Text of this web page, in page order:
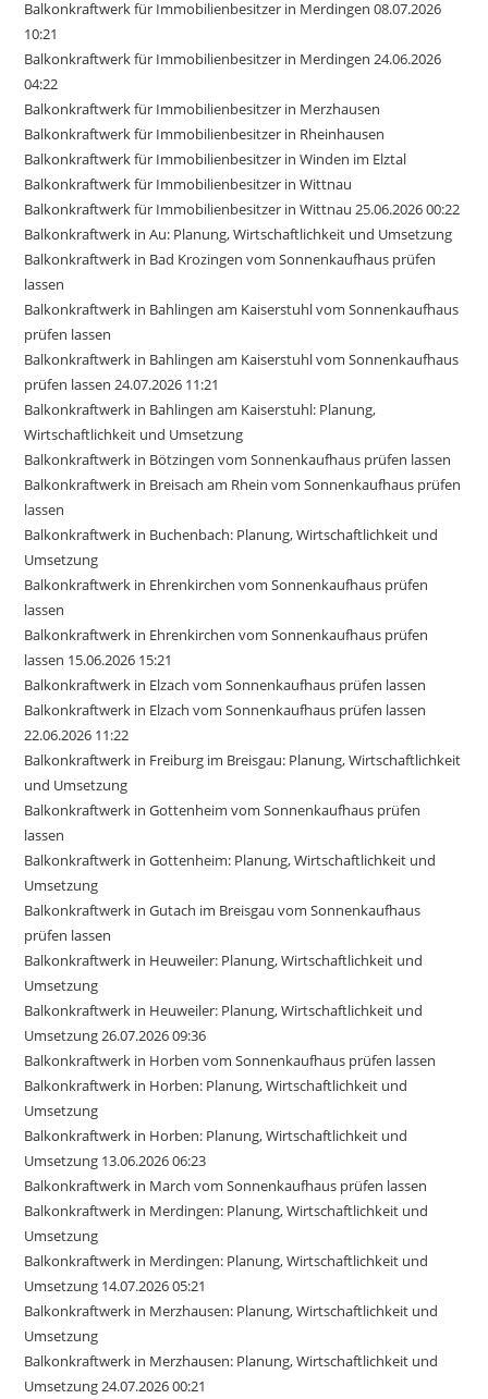
Balkonkraftwerk für Immobilienbesitzer in Merdingen 08.07.2026
10:21
Balkonkraftwerk für Immobilienbesitzer in Merdingen 24.06.2026
04:22
Balkonkraftwerk für Immobilienbesitzer in Merzhausen
Balkonkraftwerk für Immobilienbesitzer in Rheinhausen
Balkonkraftwerk für Immobilienbesitzer in Winden im Elztal
Balkonkraftwerk für Immobilienbesitzer in Wittnau
Balkonkraftwerk für Immobilienbesitzer in Wittnau 25.06.2026 00:22
Balkonkraftwerk in Au: Planung, Wirtschaftlichkeit und Umsetzung
Balkonkraftwerk in Bad Krozingen vom Sonnenkaufhaus prüfen
lassen
Balkonkraftwerk in Bahlingen am Kaiserstuhl vom Sonnenkaufhaus
prüfen lassen
Balkonkraftwerk in Bahlingen am Kaiserstuhl vom Sonnenkaufhaus
prüfen lassen 24.07.2026 11:21
Balkonkraftwerk in Bahlingen am Kaiserstuhl: Planung,
Wirtschaftlichkeit und Umsetzung
Balkonkraftwerk in Bötzingen vom Sonnenkaufhaus prüfen lassen
Balkonkraftwerk in Breisach am Rhein vom Sonnenkaufhaus prüfen
lassen
Balkonkraftwerk in Buchenbach: Planung, Wirtschaftlichkeit und
Umsetzung
Balkonkraftwerk in Ehrenkirchen vom Sonnenkaufhaus prüfen
lassen
Balkonkraftwerk in Ehrenkirchen vom Sonnenkaufhaus prüfen
lassen 15.06.2026 15:21
Balkonkraftwerk in Elzach vom Sonnenkaufhaus prüfen lassen
Balkonkraftwerk in Elzach vom Sonnenkaufhaus prüfen lassen
22.06.2026 11:22
Balkonkraftwerk in Freiburg im Breisgau: Planung, Wirtschaftlichkeit
und Umsetzung
Balkonkraftwerk in Gottenheim vom Sonnenkaufhaus prüfen
lassen
Balkonkraftwerk in Gottenheim: Planung, Wirtschaftlichkeit und
Umsetzung
Balkonkraftwerk in Gutach im Breisgau vom Sonnenkaufhaus
prüfen lassen
Balkonkraftwerk in Heuweiler: Planung, Wirtschaftlichkeit und
Umsetzung
Balkonkraftwerk in Heuweiler: Planung, Wirtschaftlichkeit und
Umsetzung 26.07.2026 09:36
Balkonkraftwerk in Horben vom Sonnenkaufhaus prüfen lassen
Balkonkraftwerk in Horben: Planung, Wirtschaftlichkeit und
Umsetzung
Balkonkraftwerk in Horben: Planung, Wirtschaftlichkeit und
Umsetzung 13.06.2026 06:23
Balkonkraftwerk in March vom Sonnenkaufhaus prüfen lassen
Balkonkraftwerk in Merdingen: Planung, Wirtschaftlichkeit und
Umsetzung
Balkonkraftwerk in Merdingen: Planung, Wirtschaftlichkeit und
Umsetzung 14.07.2026 05:21
Balkonkraftwerk in Merzhausen: Planung, Wirtschaftlichkeit und
Umsetzung
Balkonkraftwerk in Merzhausen: Planung, Wirtschaftlichkeit und
Umsetzung 24.07.2026 00:21